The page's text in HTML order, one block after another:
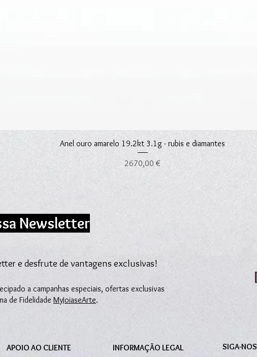
Visualização rápida
Anel ouro amarelo 19.2kt 3.1g - rubis e diamantes
Preço
2670,00 €
Newsletter
e desfrute de vantagens exclusivas!
a campanhas especiais, ofertas exclusivas
de Fidelidade MyJoiaseArte.
APOIO AO CLIENTE INFORMAÇÃO LEGAL SIGA-NOS